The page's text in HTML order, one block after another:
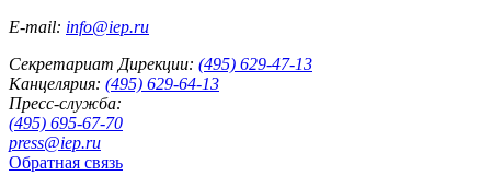
E-mail: info@iep.ru
Секретариат Дирекции: (495) 629-47-13
Канцелярия: (495) 629-64-13
Пресс-служба:
(495) 695-67-70
press@iep.ru
Обратная связь